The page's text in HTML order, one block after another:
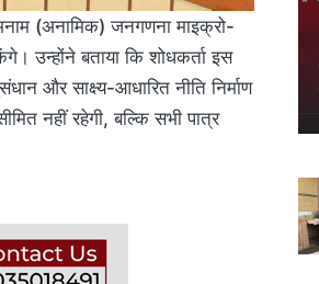
(अनामिक) जनगणना माइक्रो-
उन्होंने बताया कि शोधकर्ता इस
और साक्ष्य-आधारित नीति निर्माण
नहीं रहेगी, बल्कि सभी पात्र